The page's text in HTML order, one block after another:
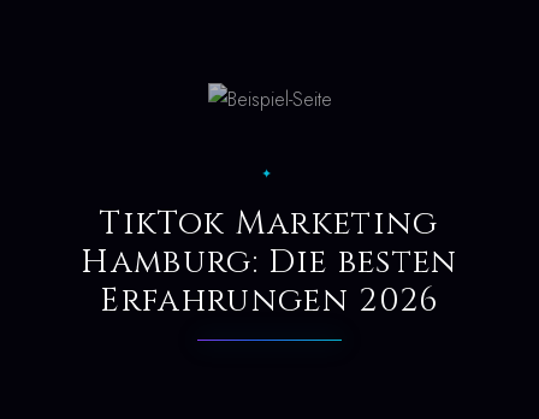
✦
TikTok Marketing
Hamburg: Die besten
Erfahrungen 2026